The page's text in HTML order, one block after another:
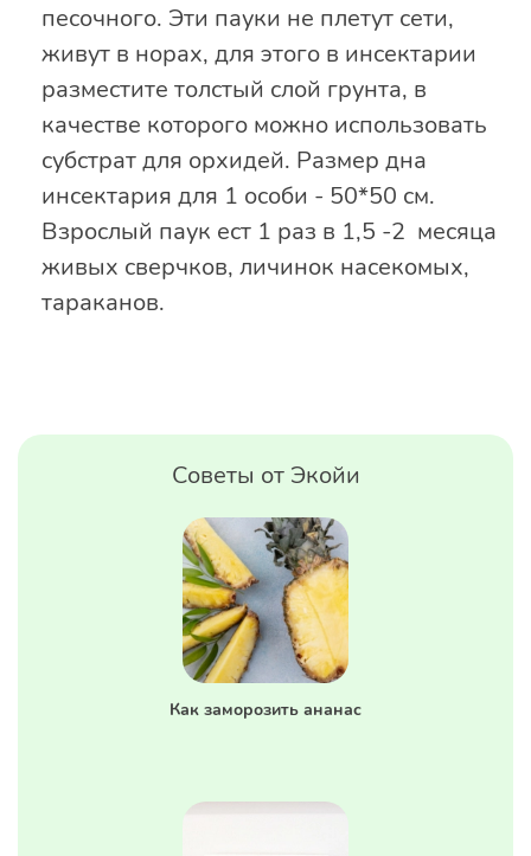
песочного. Эти пауки не плетут сети,
живут в норах, для этого в инсектарии
разместите толстый слой грунта, в
качестве которого можно использовать
субстрат для орхидей. Размер дна
инсектария для 1 особи - 50*50 см.
Взрослый паук ест 1 раз в 1,5 -2 месяца
живых сверчков, личинок насекомых,
тараканов.
Советы от Экойи
Как заморозить ананас